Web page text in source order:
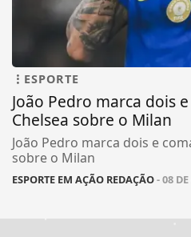
ESPORTE
João Pedro marca dois
Chelsea sobre o Milan
João Pedro marca dois e
sobre o Milan
ESPORTE EM AÇÃO REDAÇÃO- 08